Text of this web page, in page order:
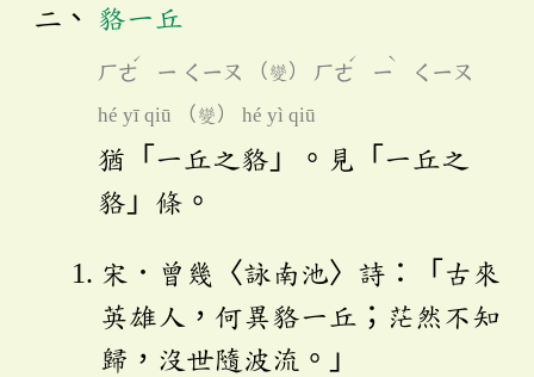
貉一丘
ㄏㄜ
ˊ
ㄧ ㄑㄧㄡ （變） ㄏㄜ
ˊ
ㄧ
ˋ
ㄑㄧㄡ
hé yī qiū （變） hé yì qiū
猶「一丘之貉」。見「一丘之
貉」條。
宋．曾幾〈詠南池〉詩：「古來
英雄人，何異貉一丘；茫然不知
歸，沒世隨波流。」